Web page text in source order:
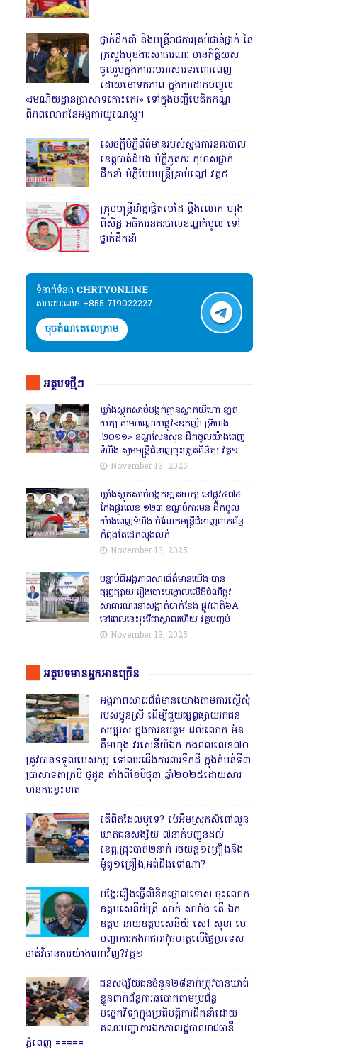
ថ្នាក់ដឹកនាំ និងមន្ត្រីរាជការគ្រប់ជាន់ថ្នាក់ នៃ
ក្រសួងមុខងារសាធារណៈ មានកិត្តិយស
ចូលរួមក្នុងការអបអរសារទរពោរពេញ
ដោយមោទកភាព ក្នុងការដាក់បញ្ចូល
«រមណីយដ្ឋានប្រាសាទកោះកេរ» ទៅក្នុងបញ្ជីបេតិកភណ្ឌ
ពិភពលោកនៃអង្គការយូណេស្កូ។
សេចក្តីបំភ្លឺព័ត៌មានរបស់ស្នងការនគរបាល
ខេត្តបាត់ដំបង បំភ្លឺភូតភរ កុហសថ្នាក់
ដឹកនាំ បំភ្លឺបែបបន្ត្រីគ្រាប់ល្ពៅ វគ្គ៥
ក្រុមមន្ត្រីនាំគ្នាផ្ដិតមេដៃ ប្ដឹងលោក ហុង
ពិសិដ្ឋ អធិការនគរបាលខណ្ឌកំបូល ទៅ
ថ្នាក់ដឹកនាំ
ទំនាក់ទំនង​​ CHRTVONLINE
តាមរយៈលេខ +855 719022227
ចុចតំណតេលេក្រាម
អត្ថបទថ្មីៗ
ឃ្លាំងស្តុកសាច់បង្កក់គ្មានស្លាកយីហោ ខា្នត
យក្ស តាមបណ្តោយផ្លូវ<ឧកញ៉ា ទ្រីហេង
.២០១១> ខណ្ឌសែនសុខ ដឹកចូលយ៉ាងពេញ
ទំហឹង សូមមន្ត្រីជំនាញចុះត្រួតពិនិត្យ វគ្គ១
November 13, 2025
ឃ្លាំងស្តុកសាច់បង្កក់ខា្នតយក្ស នៅផ្លូវ៤៧៤
កែងផ្លូវលេខ ១២៣ ខណ្ឌចំការមន ដឹកចូល
យ៉ាងពេញទំហឹង ចំណែកមន្ត្រីជំនាញពាក់ព័ន្ធ
កំពុងតែដេកលុងលក់
November 13, 2025
បន្ទាប់ពីអង្គភាពសារព័ត៌មានយើង បាន
ផ្សព្វផ្សាយ រឿងបោះបង្គោលលើដីចំណីផ្លូវ
សាធារណៈនៅសង្គាត់បាក់ខែង ផ្លូវជាតិ៦A
នៅពេលនេះរុះរើជាស្ថាពរហើយ វគ្គបញ្ចប់
November 13, 2025
អត្ថបទមានអ្នកអានច្រើន
អង្គភាពសារេព័ត៌មានយោងតាមការស្នើសុំ
របស់ប្អូនស្រី ដើម្បីជួយផ្សព្វផ្សាយរកជន
សប្បុរស ក្នុងការឧបត្ថម ដល់លោក ម៉ន
គឹមហុង វរសេនីយ៍ឯក កងពលលេខ៧០
ត្រូវបានទទួលបេសកម្ម ទៅឈរជើងការពារទឹកដី ក្នុងតំបន់ទី៣
ប្រាសាទតាក្របី ថ្មដូន តាំងពីខែមិថុនា ឆ្នាំ២០២៥ដោយសារ
មានការខ្វះខាត
តើពិតដែលឬទេ? ប៉េអឹមស្រុកសំពៅលូន
ឃាត់ជនសង្ស័យ ៧នាក់បញ្ជូនដល់
ខេត្ត,ជ្រុះបាត់២នាក់ រថយន្ត១គ្រឿងនិង
ម៉ូតូ១គ្រឿង,អត់ដឹងទៅណា?
បង្វែររឿងធ្វើលិខិតថ្កោលទោស ចុះលោក
ឧត្តមសេនីយ៍ត្រី សាក់ សារាំង តើ ឯក
ឧត្តម នាយឧត្តមសេនីយ៍ សៅ សុខា មេ
បញ្ជាការកងរាជអាវុធហត្ថលើផ្ទៃប្រទេស
ចាត់វិធានការយ៉ាងណាវិញ?វគ្គ១
ជនសង្ស័យជនចំនួន២៨នាក់ត្រូវបានឃាត់
ខ្លួនពាក់ព័ន្ធការឆបោកតាមប្រព័ន្ធ
បច្ចេកវិទ្យាក្នុងប្រតិបត្តិការដឹកនាំដោយ
គណៈបញ្ជាការឯកភាពរដ្ឋបាលរាជធានី
ភ្នំពេញ ‎=====